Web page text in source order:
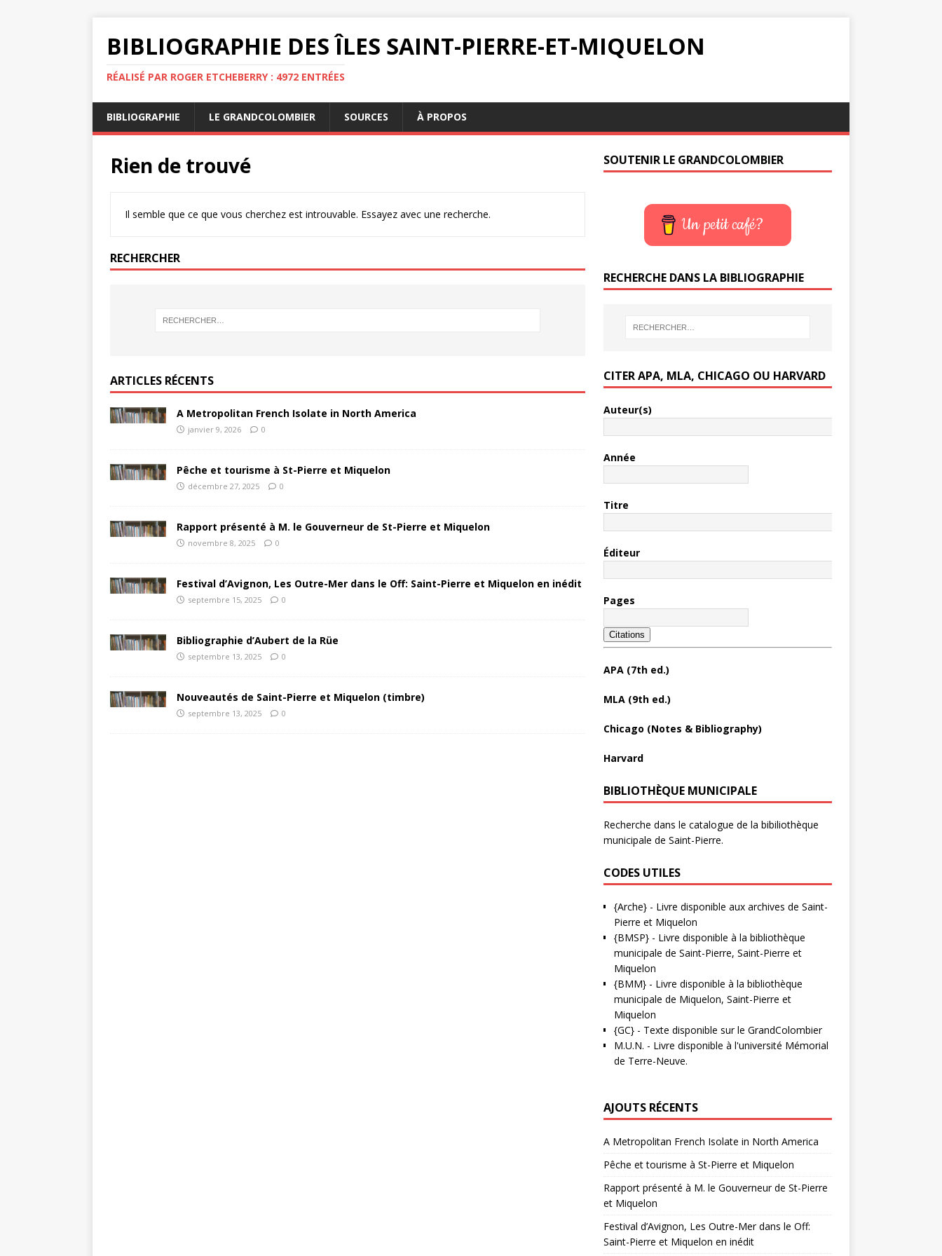
BIBLIOGRAPHIE DES ÎLES SAINT-PIERRE-ET-MIQUELON
RÉALISÉ PAR ROGER ETCHEBERRY : 4972 ENTRÉES
BIBLIOGRAPHIE LE GRANDCOLOMBIER SOURCES À PROPOS
Rien de trouvé
Il semble que ce que vous cherchez est introuvable. Essayez avec une recherche.
RECHERCHER
ARTICLES RÉCENTS
A Metropolitan French Isolate in North America
janvier 9, 2026 0
Pêche et tourisme à St-Pierre et Miquelon
décembre 27, 2025 0
Rapport présenté à M. le Gouverneur de St-Pierre et Miquelon
novembre 8, 2025 0
Festival d’Avignon, Les Outre-Mer dans le Off: Saint-Pierre et Miquelon en inédit
septembre 15, 2025 0
Bibliographie d’Aubert de la Rüe
septembre 13, 2025 0
Nouveautés de Saint-Pierre et Miquelon (timbre)
septembre 13, 2025 0
SOUTENIR LE GRANDCOLOMBIER
Un petit café?
RECHERCHE DANS LA BIBLIOGRAPHIE
CITER APA, MLA, CHICAGO OU HARVARD
Auteur(s)
Année
Titre
Éditeur
Pages
Citations
APA (7th ed.)
MLA (9th ed.)
Chicago (Notes & Bibliography)
Harvard
BIBLIOTHÈQUE MUNICIPALE
Recherche dans le catalogue de la bibiliothèque
municipale de Saint-Pierre.
CODES UTILES
{Arche}- Livre disponible aux archives de Saint-
Pierre et Miquelon
{BMSP}- Livre disponible à la bibliothèque
municipale de Saint-Pierre, Saint-Pierre et
Miquelon
{BMM}- Livre disponible à la bibliothèque
municipale de Miquelon, Saint-Pierre et
Miquelon
{GC}- Texte disponible sur le GrandColombier
M.U.N. - Livre disponible à l'université Mémorial
de Terre-Neuve.
AJOUTS RÉCENTS
A Metropolitan French Isolate in North America
Pêche et tourisme à St-Pierre et Miquelon
Rapport présenté à M. le Gouverneur de St-Pierre
et Miquelon
Festival d’Avignon, Les Outre-Mer dans le Off:
Saint-Pierre et Miquelon en inédit